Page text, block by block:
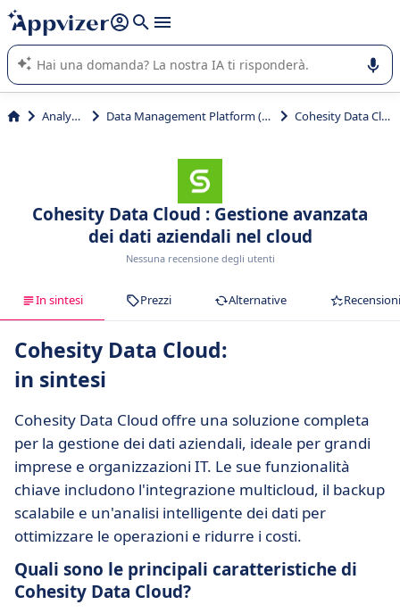
righe con
shift + enter
L'IA di Appvizer vi guida nell'utilizzo o nella scelta di un
software SaaS per la vostra azienda.
Analytics Data Management Platform (DMP) Cohesity Data Cloud
Cohesity Data Cloud : Gestione avanzata
dei dati aziendali nel cloud
Nessuna recensione degli utenti
In sintesi Prezzi Alternative Recensioni
Cohesity Data Cloud:
in sintesi
Cohesity Data Cloud offre una soluzione completa
per la gestione dei dati aziendali, ideale per grandi
imprese e organizzazioni IT. Le sue funzionalità
chiave includono l'integrazione multicloud, il backup
scalabile e un'analisi intelligente dei dati per
ottimizzare le operazioni e ridurre i costi.
Quali sono le principali caratteristiche di
Cohesity Data Cloud?